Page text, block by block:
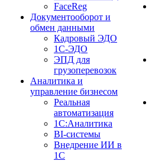
FaceReg
Документооборот и
обмен данными
Кадровый ЭДО
1С-ЭДО
ЭПД для
грузоперевозок
Аналитика и
управление бизнесом
Реальная
автоматизация
1С:Аналитика
BI-системы
Внедрение ИИ в
1С